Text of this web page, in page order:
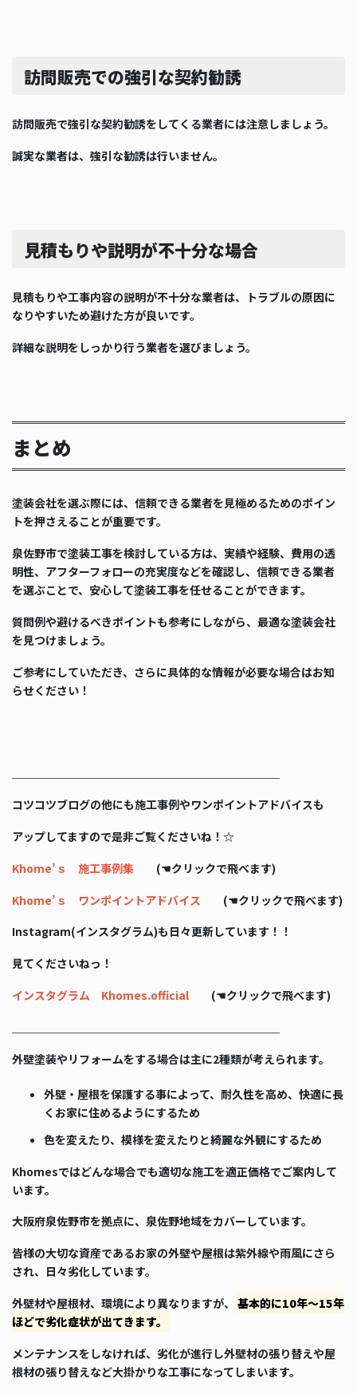
訪問販売での強引な契約勧誘
訪問販売で強引な契約勧誘をしてくる業者には注意しましょう。
誠実な業者は、強引な勧誘は行いません。
見積もりや説明が不十分な場合
見積もりや工事内容の説明が不十分な業者は、トラブルの原因に
なりやすいため避けた方が良いです。
詳細な説明をしっかり行う業者を選びましょう。
まとめ
塗装会社を選ぶ際には、信頼できる業者を見極めるためのポイン
トを押さえることが重要です。
泉佐野市で塗装工事を検討している方は、実績や経験、費用の透
明性、アフターフォローの充実度などを確認し、信頼できる業者
を選ぶことで、安心して塗装工事を任せることができます。
質問例や避けるべきポイントも参考にしながら、最適な塗装会社
を見つけましょう。
ご参考にしていただき、さらに具体的な情報が必要な場合はお知
らせください！
コツコツブログの他にも施工事例やワンポイントアドバイスも
アップしてますので是非ご覧くださいね！☆
Khome’ｓ 施工事例集 (☚クリックで飛べます)
Khome’ｓ ワンポイントアドバイス (☚クリックで飛べます)
Instagram(インスタグラム)も日々更新しています！！
見てくださいねっ！
インスタグラム Khomes.official (☚クリックで飛べます)
外壁塗装やリフォームをする場合は主に2種類が考えられます。
外壁・屋根を保護する事によって、耐久性を高め、快適に長
くお家に住めるようにするため
色を変えたり、模様を変えたりと綺麗な外観にするため
Khomesではどんな場合でも適切な施工を適正価格でご案内して
います。
大阪府泉佐野市を拠点に、泉佐野地域をカバーしています。
皆様の大切な資産であるお家の外壁や屋根は紫外線や雨風にさら
され、日々劣化しています。
外壁材や屋根材、環境により異なりますが、 基本的に10年～15年
ほどで劣化症状が出てきます。
メンテナンスをしなければ、劣化が進行し外壁材の張り替えや屋
根材の張り替えなど大掛かりな工事になってしまいます。